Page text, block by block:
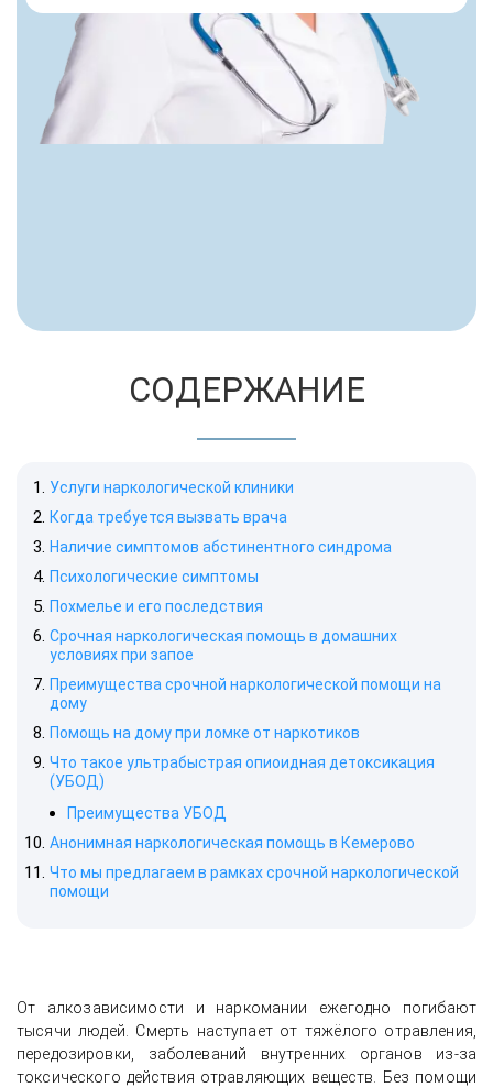
СОДЕРЖАНИЕ
Услуги наркологической клиники
Когда требуется вызвать врача
Наличие симптомов абстинентного синдрома
Психологические симптомы
Похмелье и его последствия
Срочная наркологическая помощь в домашних
условиях при запое
Преимущества срочной наркологической помощи на
дому
Помощь на дому при ломке от наркотиков
Что такое ультрабыстрая опиоидная детоксикация
(УБОД)
Преимущества УБОД
Анонимная наркологическая помощь в Кемерово
Что мы предлагаем в рамках срочной наркологической
помощи
От алкозависимости и наркомании ежегодно погибают
тысячи людей. Смерть наступает от тяжёлого отравления,
передозировки, заболеваний внутренних органов из-за
токсического действия отравляющих веществ. Без помощи